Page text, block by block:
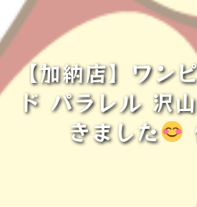
【加納店】ワン
ド パラレル 沢
きました